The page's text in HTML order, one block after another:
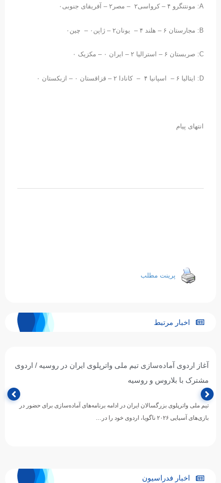
A: مونتنگرو ۴ – کرواسی۲ – مصر۲ – آفریقای جنوبی۰
B: مجارستان ۶ – هلند ۴ – یونان۲ – ژاپن۰ – چین۰
C: صربستان ۶ – استرالیا ۲ – ایران ۰ – مکزیک ۰
D: ایتالیا ۶ – اسپانیا ۴ – کانادا ۲ – قزاقستان ۰ – ازبکستان ۰
انتهای پیام
پرینت مطلب
اخبار مرتبط
آغاز اردوی آماده‌سازی تیم ملی واترپلوی ایران در روسیه / اردوی
مشترک با بلاروس و روسیه
تیم ملی واترپلوی بزرگسالان ایران در ادامه برنامه‌های آماده‌سازی برای حضور در
بازی‌های آسیایی ۲۰۲۶ ناگویا، اردوی خود را در…
اخبار فدراسیون